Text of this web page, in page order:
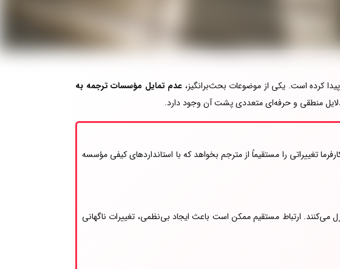
کرده است. یکی از موضوعات بحث‌برانگیز، عدم تمایل مؤسسات ترجمه به
منطقی و حرفه‌ای متعددی پشت آن وجود دارد.
تغییراتی را مستقیماً از مترجم بخواهد که با استانداردهای کیفی مؤسسه
می‌کنند. ارتباط مستقیم ممکن است باعث ایجاد بی‌نظمی، تغییرات ناگهانی